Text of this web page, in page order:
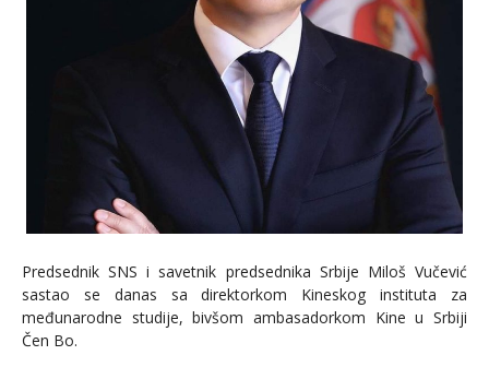
Predsednik SNS i savetnik predsednika Srbije Miloš Vučević
sastao se danas sa direktorkom Kineskog instituta za
međunarodne studije, bivšom ambasadorkom Kine u Srbiji
Čen Bo.